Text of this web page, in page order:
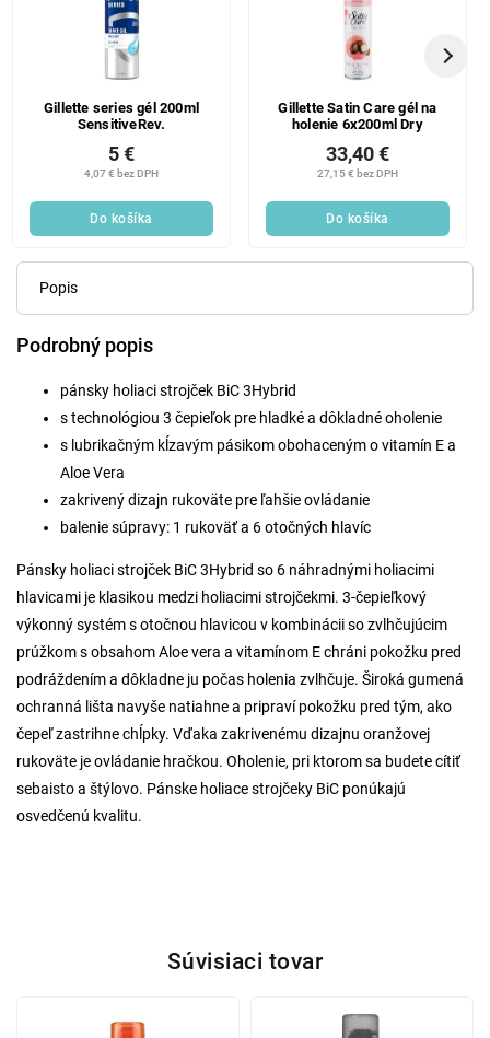
Gillette series gél 200ml
SensitiveRev.
4,07 € bez DPH
5 €
Do košíka
Gillette Satin Care gél na
holenie 6x200ml Dry
27,15 € bez DPH
33,40 €
Do košíka
Súvisiaci tovar
Popis
Podrobný popis
pánsky holiaci strojček BiC 3Hybrid
s technológiou 3 čepieľok pre hladké a dôkladné oholenie
s lubrikačným kĺzavým pásikom obohaceným o vitamín E a
Aloe Vera
zakrivený dizajn rukoväte pre ľahšie ovládanie
balenie súpravy: 1 rukoväť a 6 otočných hlavíc
Pánsky holiaci strojček BiC 3Hybrid so 6 náhradnými holiacimi
hlavicami je klasikou medzi holiacimi strojčekmi. 3-čepieľkový
výkonný systém s otočnou hlavicou v kombinácii so zvlhčujúcim
prúžkom s obsahom Aloe vera a vitamínom E chráni pokožku pred
podráždením a dôkladne ju počas holenia zvlhčuje. Široká gumená
ochranná lišta navyše natiahne a pripraví pokožku pred tým, ako
čepeľ zastrihne chĺpky. Vďaka zakrivenému dizajnu oranžovej
rukoväte je ovládanie hračkou. Oholenie, pri ktorom sa budete cítiť
sebaisto a štýlovo. Pánske holiace strojčeky BiC ponúkajú
osvedčenú kvalitu.